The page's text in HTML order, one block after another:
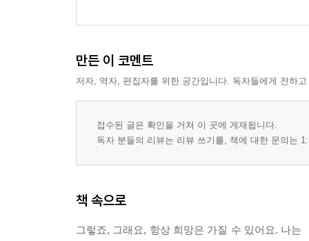
만든 이 코멘트
저자, 역자, 편집자를 위한 공간입니다. 독자들에게 전하
접수된 글은 확인을 거쳐 이 곳에 게재됩니다.
독자 분들의 리뷰는 리뷰 쓰기를, 책에 대한 문의는
책 속으로
그렇죠, 그래요, 항상 희망은 가질 수 있어요. 나